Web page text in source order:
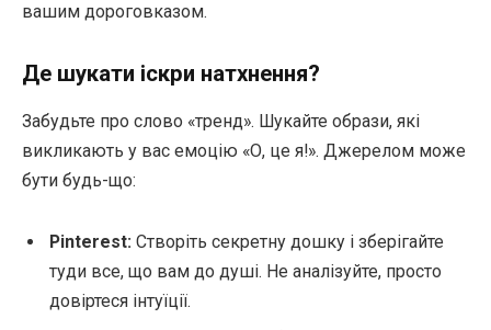
вашим дороговказом.
Де шукати іскри натхнення?
Забудьте про слово «тренд». Шукайте образи, які
викликають у вас емоцію «О, це я!». Джерелом може
бути будь-що:
Pinterest: Створіть секретну дошку і зберігайте
туди все, що вам до душі. Не аналізуйте, просто
довіртеся інтуїції.